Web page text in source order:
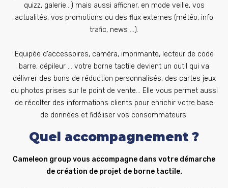
quizz, galerie…) mais aussi afficher, en mode veille, vos
actualités, vos promotions ou des flux externes (météo, info
trafic, news …).
Equipée d’accessoires, caméra, imprimante, lecteur de code
barre, dépileur … votre borne tactile devient un outil qui va
délivrer des bons de réduction personnalisés, des cartes jeux
ou photos prises sur le point de vente… Elle vous permet aussi
de récolter des informations clients pour enrichir votre base
de données et fidéliser vos consommateurs.
Quel accompagnement ?
Cameleon group vous accompagne dans votre démarche
de création de projet de borne tactile.